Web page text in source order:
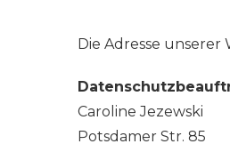
Die Adresse unserer
Caroline Jezewski
Potsdamer Str. 85